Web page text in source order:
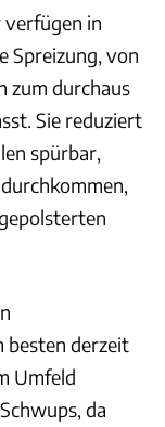
verfügen in
Spreizung, von
zum durchaus
Sie reduziert
spürbar,
besten derzeit
Umfeld
da